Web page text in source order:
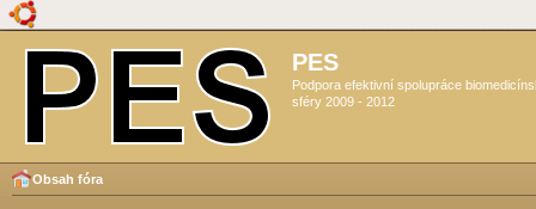
PES
Podpora efektivní spolupráce
sféry 2009 - 2012
Obsah fóra